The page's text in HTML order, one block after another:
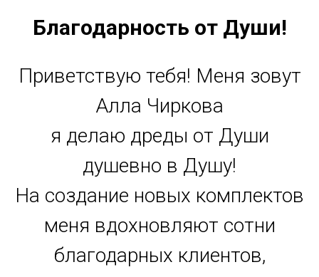
Благодарность от Души!
Приветствую тебя! Меня зовут
Алла Чиркова
я делаю дреды от Души
душевно в Душу!
На создание новых комплектов
меня вдохновляют сотни
благодарных клиентов,